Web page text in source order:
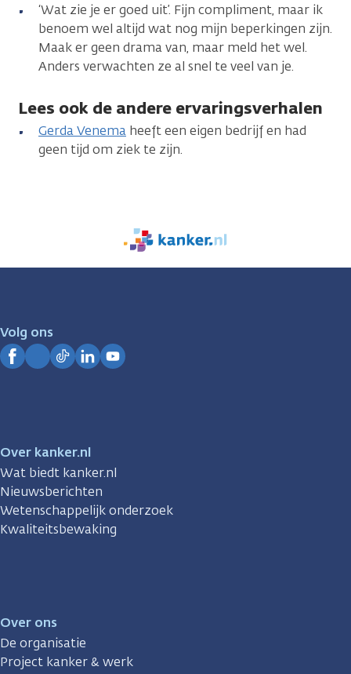
‘Wat zie je er goed uit’. Fijn compliment, maar ik
benoem wel altijd wat nog mijn beperkingen zijn.
Maak er geen drama van, maar meld het wel.
Anders verwachten ze al snel te veel van je.
Lees ook de andere ervaringsverhalen
Gerda Venema heeft een eigen bedrijf en had
geen tijd om ziek te zijn.
We
zijn
Volg ons
Over kanker.nl
Wat biedt kanker.nl
Nieuwsberichten
Wetenschappelijk onderzoek
Kwaliteitsbewaking
Over ons
De organisatie
Project kanker & werk